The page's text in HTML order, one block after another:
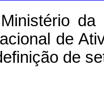
de
de